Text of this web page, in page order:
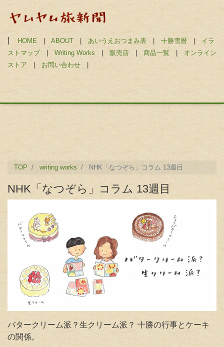
HOME | ABOUT | あいうえおつまみ表 | 十勝雪暦 | イラ
ストマップ| Writing Works | 販売店 | 商品一覧 | オンライン
ストア | お問い合わせ |
TOP writing works NHK「なつぞら」コラム 13週目
NHK「なつぞら」コラム 13週目
バタークリーム派？生クリーム派？ 十勝の行事とケーキ
の関係。